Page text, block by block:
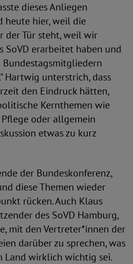
dieses Anliegen
heute hier, weil die
der Tür steht, weil wir
SoVD erarbeitet haben und
Hartwig unterstrich, dass
den Eindruck hätten,
Kernthemen wie
oder allgemein
etwas zu kurz
der Bundeskonferenz,
diese Themen wieder
rücken. Auch Klaus
des SoVD Hamburg,
mit den Vertreter*innen der
darüber zu sprechen, was
Land wirklich wichtig sei.